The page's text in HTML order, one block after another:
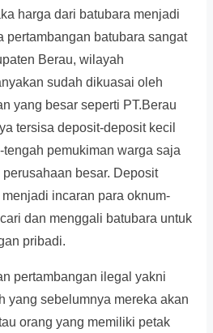
harga dari batubara menjadi
pertambangan batubara sangat
Berau, wilayah
sudah dikuasai oleh
yang besar seperti PT.Berau
tersisa deposit-deposit kecil
pemukiman warga saja
besar. Deposit
incaran para oknum-
dan menggali batubara untuk
pribadi.
pertambangan ilegal yakni
yang sebelumnya mereka akan
orang yang memiliki petak